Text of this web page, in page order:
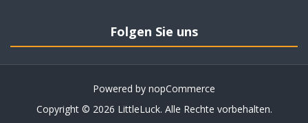
Folgen Sie uns
Powered by nopCommerce
Copyright © 2026 LittleLuck. Alle Rechte vorbehalten.